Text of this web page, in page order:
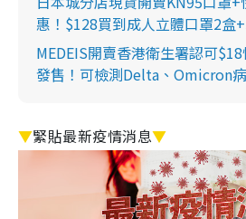
惠！$128買到成人立體口罩2盒
MEDEIS開賣香港衛生署認可
發售！可檢測Delta、Omicron
▼緊貼最新疫情消息▼